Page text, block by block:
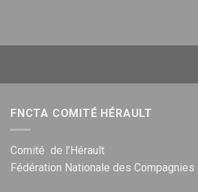
FNCTA COMITÉ HÉRAULT
Comité de l’Hérault
Fédération Nationale des Compagnies